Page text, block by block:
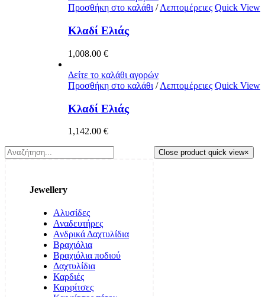
Προσθήκη στο καλάθι/Λεπτομέρειες Quick View
Κλαδί Ελιάς
1,008.00 €
Δείτε το καλάθι αγορών
Προσθήκη στο καλάθι / Λεπτομέρειες Quick View
Κλαδί Ελιάς
1,142.00 €
Jewellery
Αλυσίδες
Αναδευτήρες
Ανδρικά Δαχτυλίδια
Βραχιόλια
Βραχιόλια ποδιού
Δαχτυλίδια
Καρδιές
Καρφίτσες
Close product quick view×